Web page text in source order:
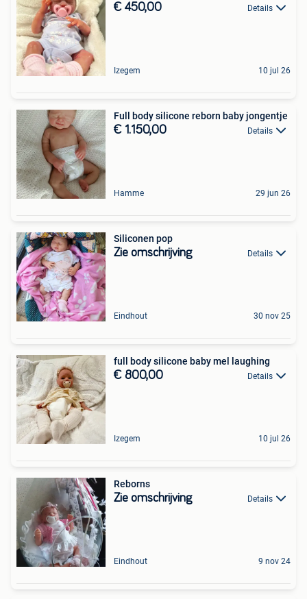
€ 450,00 Details
Izegem 10 jul 26
Full body silicone reborn baby jongentje
€ 1.150,00 Details
Hamme 29 jun 26
Siliconen pop
Zie omschrijving Details
Eindhout 30 nov 25
full body silicone baby mel laughing
€ 800,00 Details
Izegem 10 jul 26
Reborns
Zie omschrijving Details
Eindhout 9 nov 24